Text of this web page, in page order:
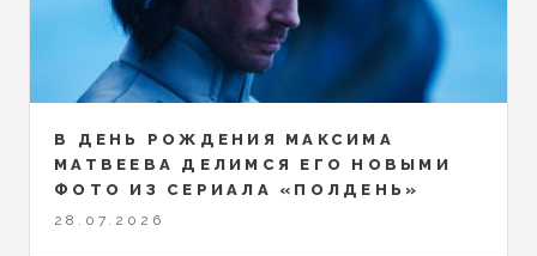
В ДЕНЬ РОЖДЕНИЯ МАКСИМА
МАТВЕЕВА ДЕЛИМСЯ ЕГО НОВЫМИ
ФОТО ИЗ СЕРИАЛА «ПОЛДЕНЬ»
28.07.2026